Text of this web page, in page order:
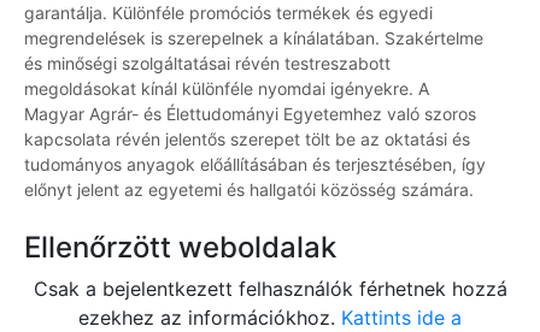
garantálja. Különféle promóciós termékek és egyedi
megrendelések is szerepelnek a kínálatában. Szakértelme
és minőségi szolgáltatásai révén testreszabott
megoldásokat kínál különféle nyomdai igényekre. A
Magyar Agrár- és Élettudományi Egyetemhez való szoros
kapcsolata révén jelentős szerepet tölt be az oktatási és
tudományos anyagok előállításában és terjesztésében, így
előnyt jelent az egyetemi és hallgatói közösség számára.
Ellenőrzött weboldalak
Csak a bejelentkezett felhasználók férhetnek hozzá
ezekhez az információkhoz. Kattints ide a